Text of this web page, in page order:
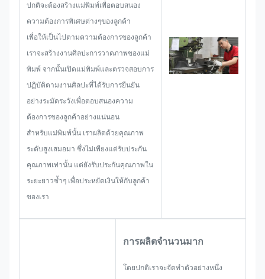
ทั้งหมดที่อาจเกิดขึ้นล่วงหน้า เช่น
การจำกัดขนาด เทคนิคกระบวนการ
ปกติจะต้องสร้างแม่พิมพ์เพื่อตอบสนอง
ความต้องการพิเศษต่างๆของลูกค้า
เพื่อให้เป็นไปตามความต้องการของลูกค้า
เราจะสร้างงานศิลปะการวาดภาพของแม่
พิมพ์ จากนั้นเปิดแม่พิมพ์และตรวจสอบการ
ปฏิบัติตามงานศิลปะที่ได้รับการยืนยัน
อย่างระมัดระวังเพื่อตอบสนองความ
ต้องการของลูกค้าอย่างแน่นอน
สำหรับแม่พิมพ์นั้น เราผลิตด้วยคุณภาพ
ระดับสูงเสมอมา ซึ่งไม่เพียงแต่รับประกัน
คุณภาพเท่านั้น แต่ยังรับประกันคุณภาพใน
ระยะยาวซ้ำๆ เพื่อประหยัดเงินให้กับลูกค้า
ของเรา
การผลิตจำนวนมาก
โดยปกติเราจะจัดทำตัวอย่างหนึ่ง